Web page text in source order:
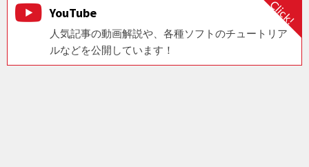
YouTube
人気記事の動画解説や、各種ソフトのチュートリア
ルなどを公開しています！